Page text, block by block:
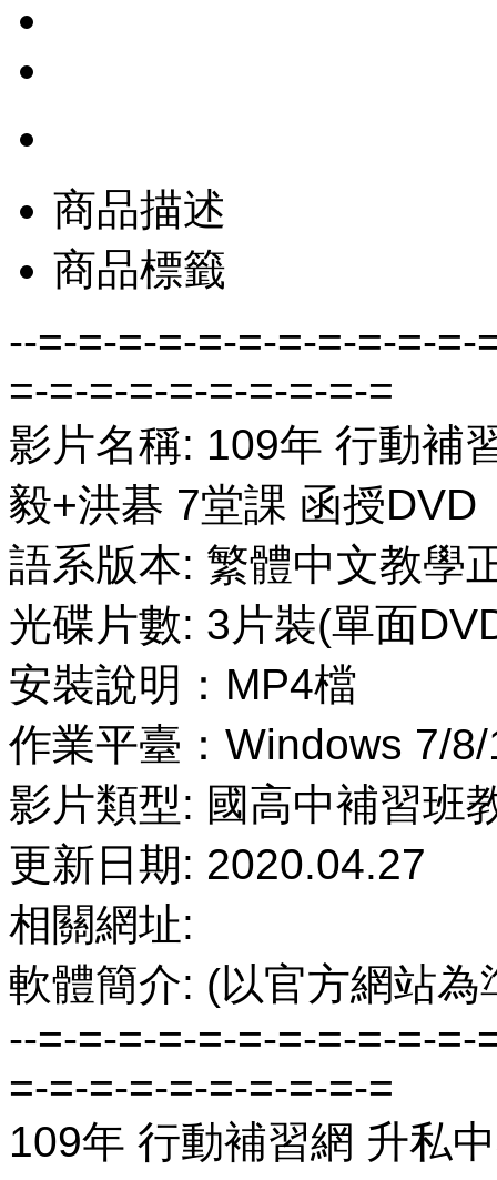
商品描述
商品標籤
--=-=-=-=-=-=-=-=-=-=-
=-=-=-=-=-=-=-=-=-=
影片名稱: 109年 行動補
毅+洪碁 7堂課 函授DVD
語系版本: 繁體中文教學
光碟片數: 3片裝(單面
安裝說明：MP4檔
作業平臺：Windows 7/
影片類型: 國高中補習班
更新日期: 2020.04.27
相關網址:
軟體簡介: (以官方網站為
--=-=-=-=-=-=-=-=-=-=-
=-=-=-=-=-=-=-=-=-=
109年 行動補習網 升私